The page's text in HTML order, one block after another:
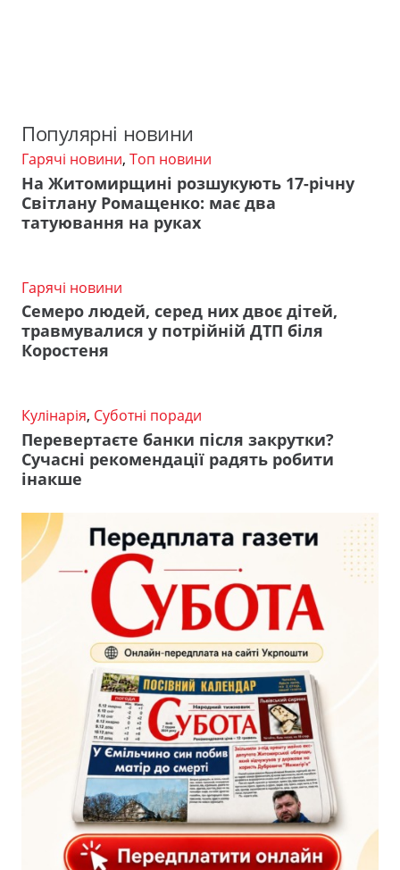
Популярні новини
Гарячі новини, Топ новини
На Житомирщині розшукують 17-річну
Світлану Ромащенко: має два
татуювання на руках
Гарячі новини
Семеро людей, серед них двоє дітей,
травмувалися у потрійній ДТП біля
Коростеня
Кулінарія, Суботні поради
Перевертаєте банки після закрутки?
Сучасні рекомендації радять робити
інакше